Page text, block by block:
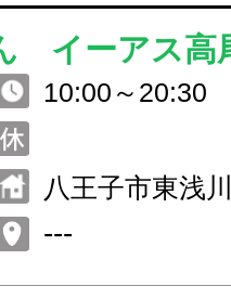
イーアス高
10:00～20:30
八王子市東浅
---